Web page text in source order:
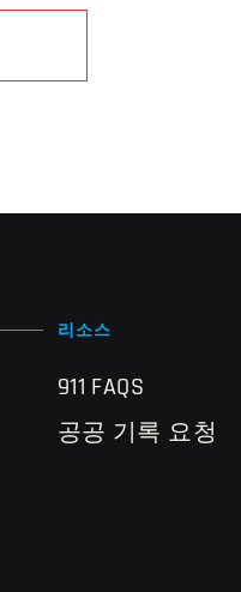
리소스
911 FAQS
공공 기록 요청